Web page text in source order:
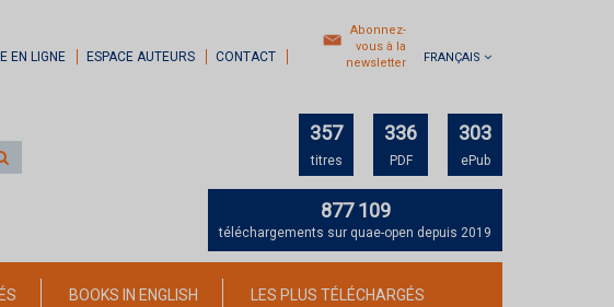
EN LIGNE
ESPACE AUTEURS CONTACT
Abonnez-
vous à la
newsletter
FRANÇAIS
sur
357
titres
336
PDF
303
ePub
877 109
téléchargements sur quae-open depuis 2019
BOOKS IN ENGLISH LES PLUS TÉLÉCHARGÉS